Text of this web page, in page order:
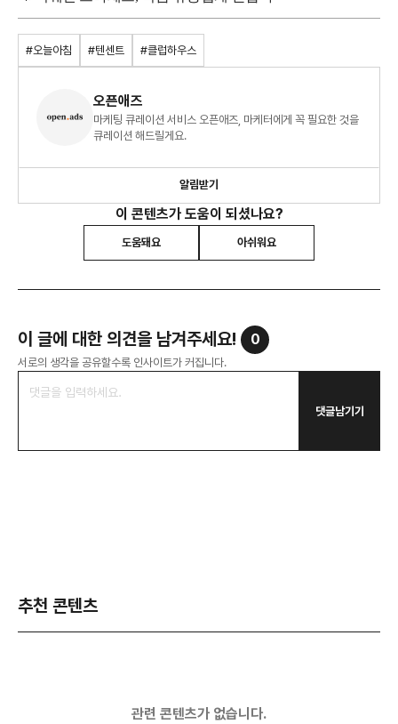
#오늘아침 #텐센트 #클럽하우스
오픈애즈
마케팅 큐레이션 서비스 오픈애즈, 마케터에게 꼭 필요한 것을
큐레이션 해드릴게요.
알림받기
이 콘텐츠가 도움이 되셨나요?
도움돼요 아쉬워요
이 글에 대한 의견을 남겨주세요! 0
서로의 생각을 공유할수록 인사이트가 커집니다.
댓글남기기
추천 콘텐츠
관련 콘텐츠가 없습니다.